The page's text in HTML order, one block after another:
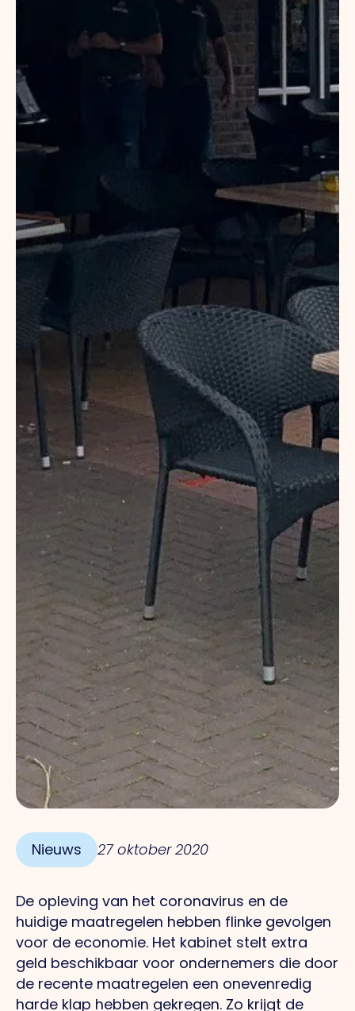
Nieuws 27 oktober 2020
De opleving van het coronavirus en de
huidige maatregelen hebben flinke gevolgen
voor de economie. Het kabinet stelt extra
geld beschikbaar voor ondernemers die door
de recente maatregelen een onevenredig
harde klap hebben gekregen. Zo krijgt de